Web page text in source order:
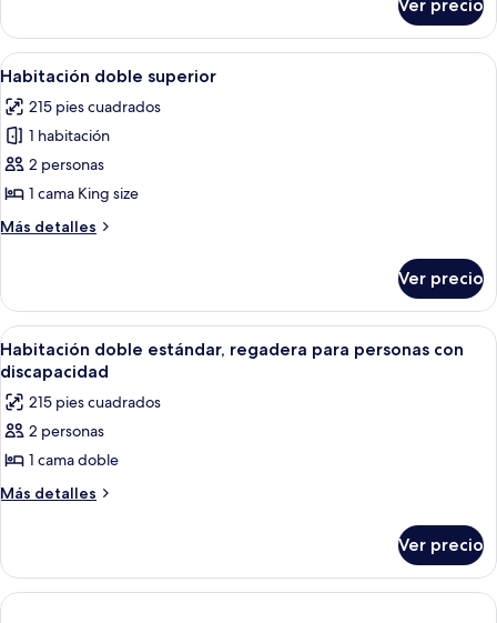
personas
con
discapacidad
doble
estándar,
tina
personas
con
discapacidad
Ver precio
Abrir
todas
las
fotos
de
Habitación
doble
superior
5
Habitación doble superior
215 pies cuadrados
1 habitación
2 personas
1 cama King size
Más detalles
Más
doble
superior
Ver precio
Abrir
todas
las
fotos
de
Habitación
doble
para
personas
2
Habitación doble estándar, regadera para personas con
discapacidad
215 pies cuadrados
2 personas
1 cama doble
Más detalles
Más
doble
estándar,
regadera
Ver precio